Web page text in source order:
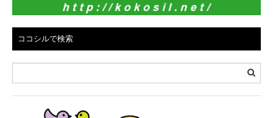
ココシルで検索